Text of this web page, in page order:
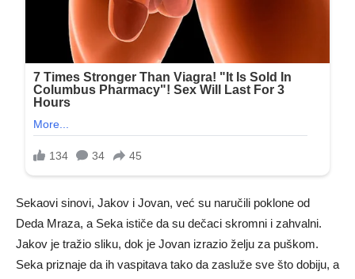
Sekaovi sinovi, Jakov i Jovan, već su naručili poklone od
Deda Mraza, a Seka ističe da su dečaci skromni i zahvalni.
Jakov je tražio sliku, dok je Jovan izrazio želju za puškom.
Seka priznaje da ih vaspitava tako da zasluže sve što dobiju, a